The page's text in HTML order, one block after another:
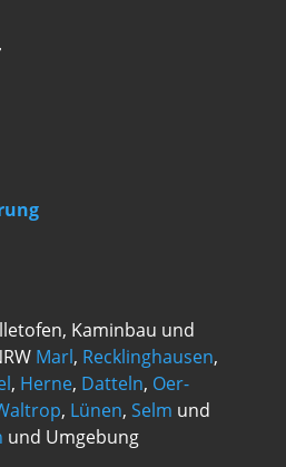
Kaminbau und
Marl, Recklinghausen,
, Herne, Datteln, Oer-
, Lünen,Selm und
und Umgebung